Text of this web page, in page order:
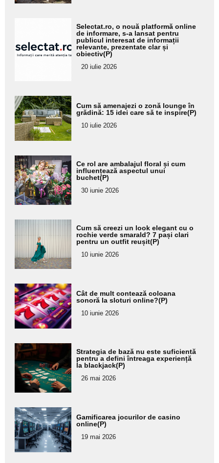
pentru
subtitlu
Selectat.ro, o nouă platformă online
de informare, s-a lansat pentru
publicul interesat de informații
relevante, prezentate clar și
obiectiv(P)
20 iulie 2026
Adaugă
aici textul
pentru
subtitlu
Cum să amenajezi o zonă lounge în
grădină: 15 idei care să te inspire(P)
10 iulie 2026
Adaugă
aici textul
pentru
subtitlu
Ce rol are ambalajul floral și cum
influențează aspectul unui
buchet(P)
30 iunie 2026
Adaugă
aici textul
pentru
subtitlu
Cum să creezi un look elegant cu o
rochie verde smarald? 7 pași clari
pentru un outfit reușit(P)
10 iunie 2026
Adaugă
aici textul
pentru
subtitlu
Cât de mult contează coloana
sonoră la sloturi online?(P)
10 iunie 2026
Adaugă
aici textul
pentru
subtitlu
Strategia de bază nu este suficientă
pentru a defini întreaga experiență
la blackjack(P)
26 mai 2026
Adaugă
aici textul
pentru
subtitlu
Gamificarea jocurilor de casino
online(P)
19 mai 2026